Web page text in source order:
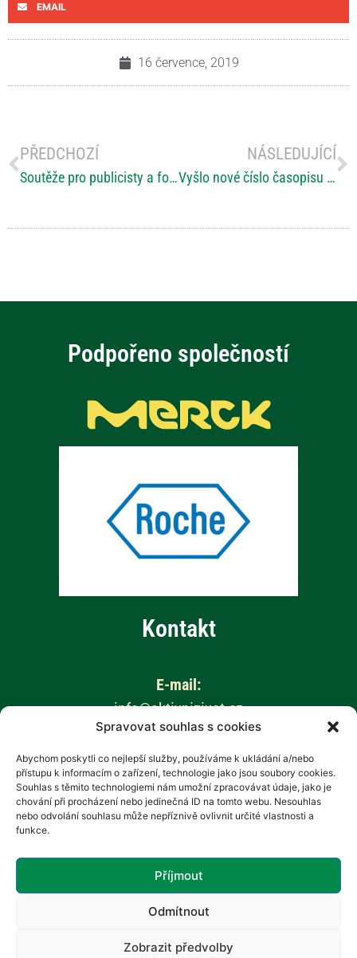
Spravovat souhlas s cookies
Abychom poskytli co nejlepší služby, používáme k ukládání a/nebo
přístupu k informacím o zařízení, technologie jako jsou soubory cookies.
Souhlas s těmito technologiemi nám umožní zpracovávat údaje, jako je
chování při procházení nebo jedinečná ID na tomto webu. Nesouhlas
nebo odvolání souhlasu může nepříznivě ovlivnit určité vlastnosti a
funkce.
Příjmout
Odmítnout
Zobrazit předvolby
EMAIL
16 července, 2019
PŘEDCHOZÍ
Soutěže pro publicisty a fotografy
NÁSLEDUJÍCÍ
Vyšlo nové číslo časopisu VOZKA
Podpořeno společností
Kontakt
E-mail:
info@aktivnizivot.cz
Odborní garanti:
Prof. MUDr. Eva Kubala Havrdová, CSc.
Prim. MUDr. Marta Vachová
Revenium, z.s. – Hana Potměšilová